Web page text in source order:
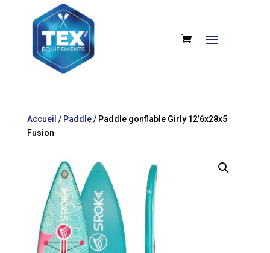
Accueil / Paddle/ Paddle gonflable Girly 12’6x28x5
Fusion